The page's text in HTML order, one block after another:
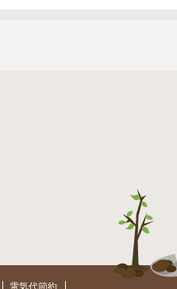
電気代節約